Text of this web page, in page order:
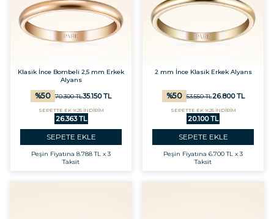
Klasik İnce Bombeli 2,5 mm Erkek
Alyans
%50 70.300TL35.150TL
SEPETTE EK %25 İNDİRİM
26.363 TL
SEPETE EKLE
Peşin Fiyatına 8.788 TL x 3
Taksit
2 mm İnce Klasik Erkek Alyans
%50 53.550TL26.800TL
SEPETTE EK %25 İNDİRİM
20.100 TL
SEPETE EKLE
Peşin Fiyatına 6.700 TL x 3
Taksit